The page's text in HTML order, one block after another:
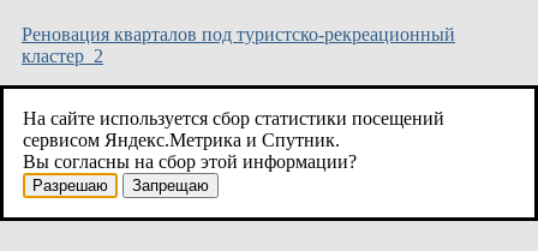
Реновация кварталов под туристско-рекреационный
кластер_2
Реновация кварталов под туристско-рекреационный
кластер_3
10.10.2018
На сайте используется сбор статистики посещений
сервисом Яндекс.Метрика и Спутник.
Вы согласны на сбор этой информации?
Разрешаю Запрещаю